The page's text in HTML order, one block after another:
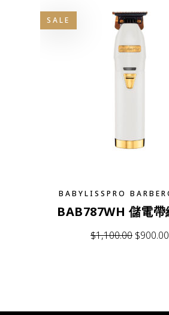
SALE
BABYLISSPRO
BAB787WH 儲電帶
$1,100.00 $900.00